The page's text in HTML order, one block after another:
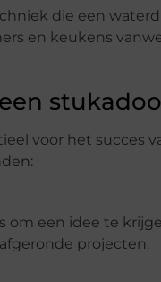
die een
en keukens
voor het succes
om een idee te
projecten.